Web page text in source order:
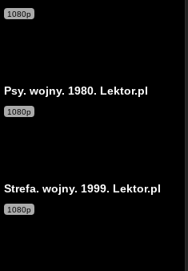
1080p
Psy. wojny. 1980. Lektor.pl
1080p
Strefa. wojny. 1999. Lektor.pl
1080p